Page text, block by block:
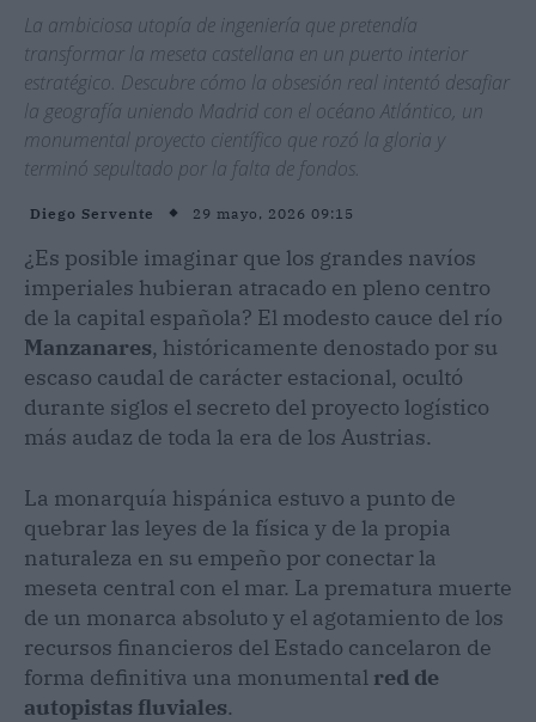
La ambiciosa utopía de ingeniería que pretendía
transformar la meseta castellana en un puerto interior
estratégico. Descubre cómo la obsesión real intentó desafiar
la geografía uniendo Madrid con el océano Atlántico, un
monumental proyecto científico que rozó la gloria y
terminó sepultado por la falta de fondos.
Diego Servente 29 mayo, 2026 09:15
¿Es posible imaginar que los grandes navíos
imperiales hubieran atracado en pleno centro
de la capital española? El modesto cauce del río
Manzanares, históricamente denostado por su
escaso caudal de carácter estacional, ocultó
durante siglos el secreto del proyecto logístico
más audaz de toda la era de los Austrias.
La monarquía hispánica estuvo a punto de
quebrar las leyes de la física y de la propia
naturaleza en su empeño por conectar la
meseta central con el mar. La prematura muerte
de un monarca absoluto y el agotamiento de los
recursos financieros del Estado cancelaron de
forma definitiva una monumental red de
autopistas fluviales.